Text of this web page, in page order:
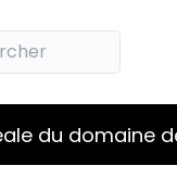
du domaine